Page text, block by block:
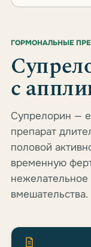
ГОРМОНАЛЬНЫЕ
c
Супрелорин —
препарат
половой
временную
нежелательное
вмешательства.